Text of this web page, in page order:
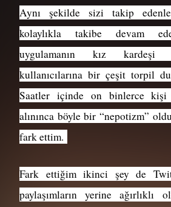
Aynı şekilde sizi takip
kolaylıkla takibe devam
uygulamanın kız kardeşi
kullanıcılarına bir çeşit torpil
Saatler içinde on binlerce kişi
alınınca böyle bir “nepotizm”
fark ettim.
Fark ettiğim ikinci şey de
paylaşımların yerine ağırlıklı